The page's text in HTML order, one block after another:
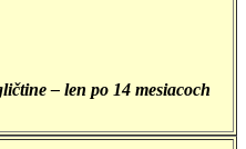
– len po 14 mesiacoch